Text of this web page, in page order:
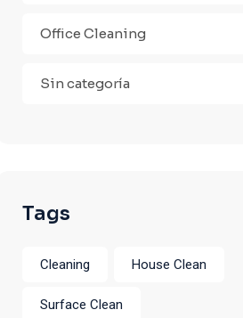
Office Cleaning
Sin categoría
Tags
Cleaning House Clean
Surface Clean